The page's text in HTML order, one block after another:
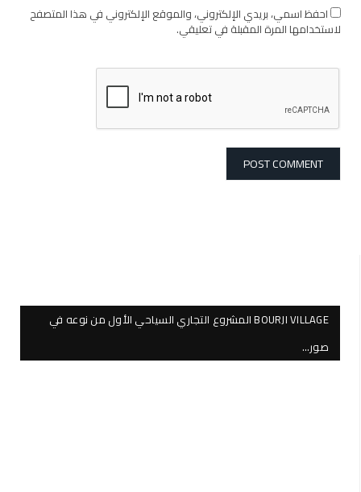
احفظ اسمي، بريدي الإلكتروني، والموقع الإلكتروني في هذا المتصفح
لاستخدامها المرة المقبلة في تعليقي.
BOURJI VILLAGE المشروع التجاري السياحي الأول من نوعه في
صور…